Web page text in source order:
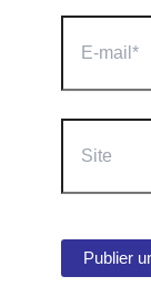
mail*